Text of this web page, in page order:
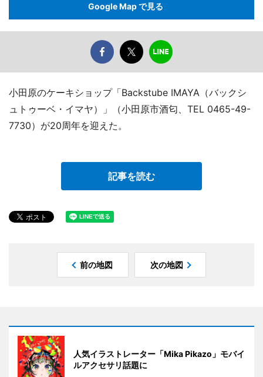
Google Map で見る
小田原のケーキショップ「Backstube IMAYA（バックシ
ュトゥーベ・イマヤ）」（小田原市酒匂、TEL 0465-49-
7730）が20周年を迎えた。
記事を読む
前の地図 次の地図
人気イラストレーター「Mika Pikazo」モバイ
ルアクセサリ話題に